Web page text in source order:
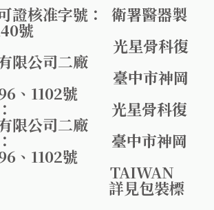
證核准字號： 衛署醫器製
號
： 光星骨科復
限公司二廠
： 臺中市神岡
、1102號
稱： 光星骨科復
限公司二廠
址： 臺中市神岡
、1102號
： TAIWAN
： 詳見包裝標